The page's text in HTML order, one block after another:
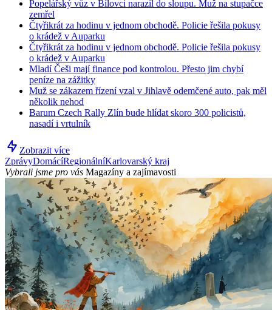
Popelářský vůz v Bílovci narazil do sloupu. Muž na stupačce
zemřel
Čtyřikrát za hodinu v jednom obchodě. Policie řešila pokusy
o krádež v Auparku
Čtyřikrát za hodinu v jednom obchodě. Policie řešila pokusy
o krádež v Auparku
Mladí Češi mají finance pod kontrolou. Přesto jim chybí
peníze na zážitky
Muž se zákazem řízení vzal v Jihlavě odemčené auto, pak měl
několik nehod
Barum Czech Rally Zlín bude hlídat skoro 300 policistů,
nasadí i vrtulník
Zobrazit více
ZprávyDomácíRegionálníKarlovarský kraj
Vybrali jsme pro vás Magazíny a zajímavosti